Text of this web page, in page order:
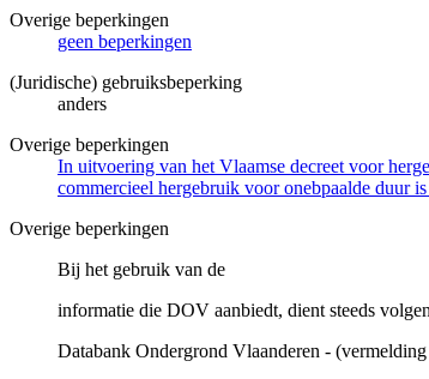
Overige beperkingen
geen beperkingen
(Juridische) gebruiksbeperking
anders
Overige beperkingen
In uitvoering van het Vlaamse decreet voor
commercieel hergebruik voor onebpaalde duur
Overige beperkingen
Bij het gebruik van de
informatie die DOV aanbiedt, dient steeds
Databank Ondergrond Vlaanderen -